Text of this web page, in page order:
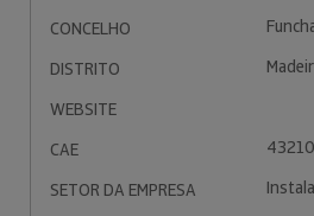
CONCELHO
DISTRITO
WEBSITE
CAE
SETOR DA EMPRESA